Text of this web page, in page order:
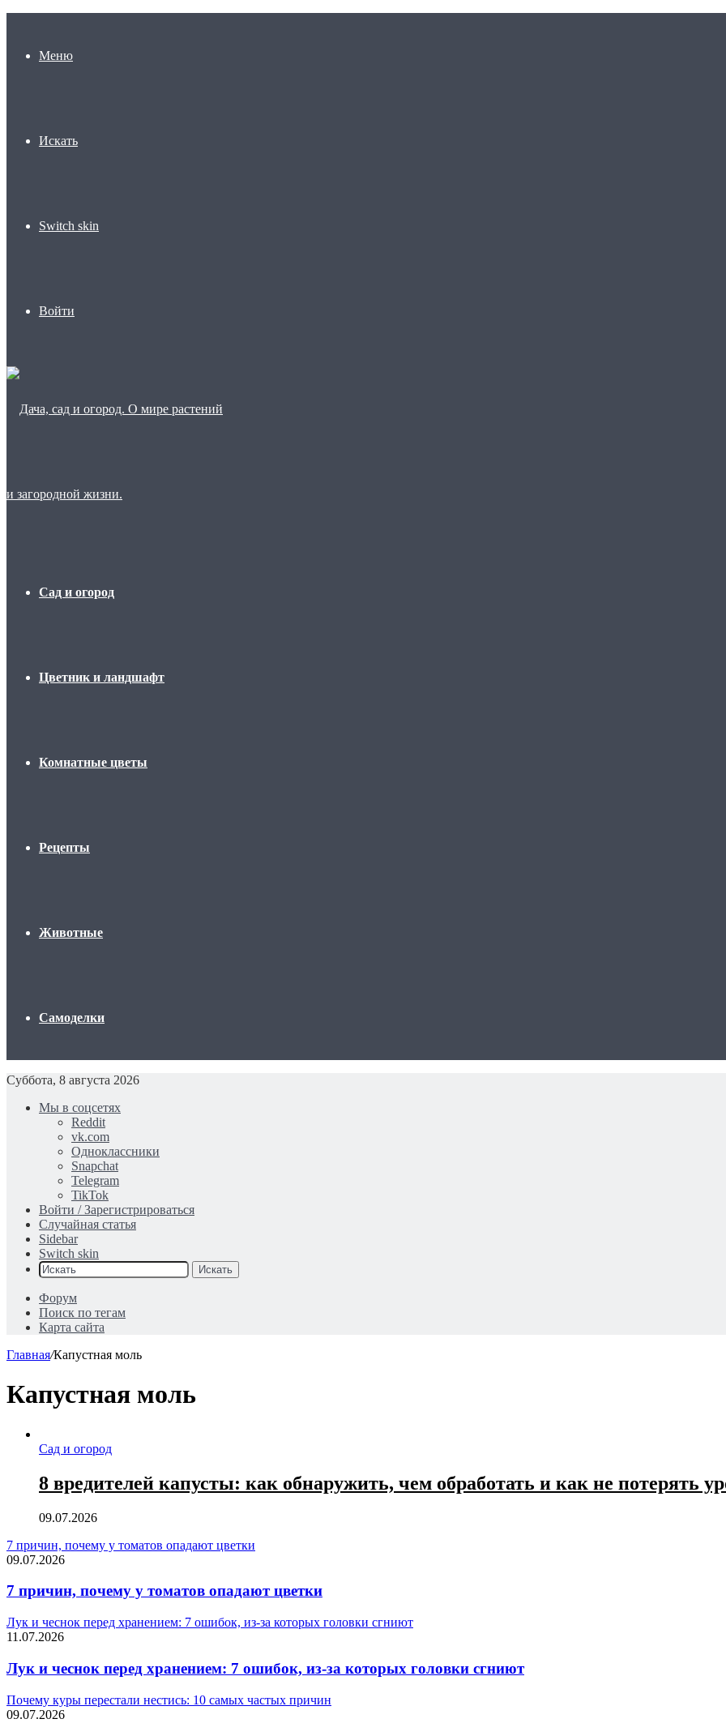
Меню
Искать
Switch skin
Войти
Сад и огород
Цветник и ландшафт
Комнатные цветы
Рецепты
Животные
Самоделки
Суббота, 8 августа 2026
Мы в соцсетях
Reddit
vk.com
Одноклассники
Snapchat
Telegram
TikTok
Войти / Зарегистрироваться
Случайная статья
Sidebar
Switch skin
Искать
Форум
Поиск по тегам
Карта сайта
Главная/Капустная моль
Капустная моль
Сад и огород
8 вредителей капусты: как обнаружить, чем обработать и как не потерять
09.07.2026
7 причин, почему у томатов опадают цветки
09.07.2026
7 причин, почему у томатов опадают цветки
Лук и чеснок перед хранением: 7 ошибок, из-за которых головки сгниют
11.07.2026
Лук и чеснок перед хранением: 7 ошибок, из-за которых головки сгниют
Почему куры перестали нестись: 10 самых частых причин
09.07.2026